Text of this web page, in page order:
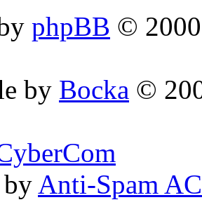
phpBB ©
by Bocka ©
by Anti-Spam